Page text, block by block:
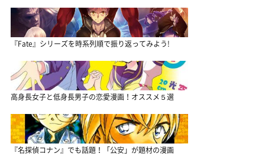
『Fate』シリーズを時系列順で振り返ってみよう!
高身長女子と低身長男子の恋愛漫画！オススメ５選
『名探偵コナン』でも話題！「公安」が題材の漫画